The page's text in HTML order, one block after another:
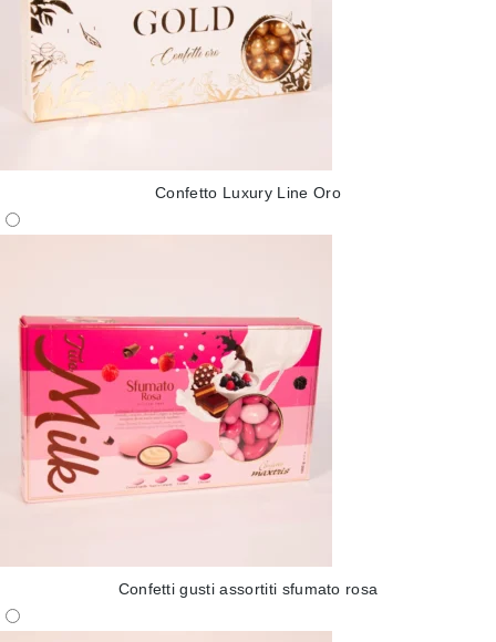
Confetto Luxury Line Oro
Confetti gusti assortiti sfumato rosa